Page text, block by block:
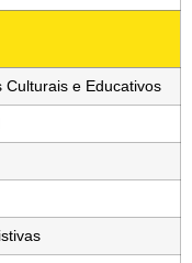
Culturais e Educativos